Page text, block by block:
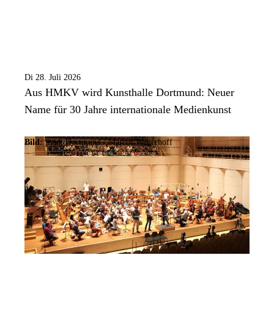
Di 28. Juli 2026
Aus HMKV wird Kunsthalle Dortmund: Neuer
Name für 30 Jahre internationale Medienkunst
Bild: Stadt Dortmund / Marcus Wegerhoff